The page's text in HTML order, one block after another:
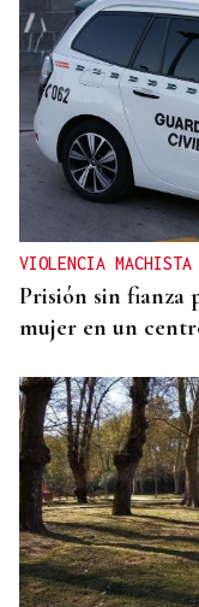
VIOLENCIA MACHISTA
Prisión sin fianza
mujer en un